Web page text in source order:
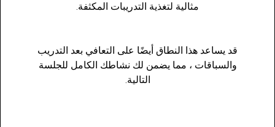
مثالية لتغذية التدريبات المكثفة.
قد يساعد هذا النطاق أيضًا على التعافي بعد التدريب
والسباقات ، مما يضمن لك نشاطك الكامل للجلسة
التالية.